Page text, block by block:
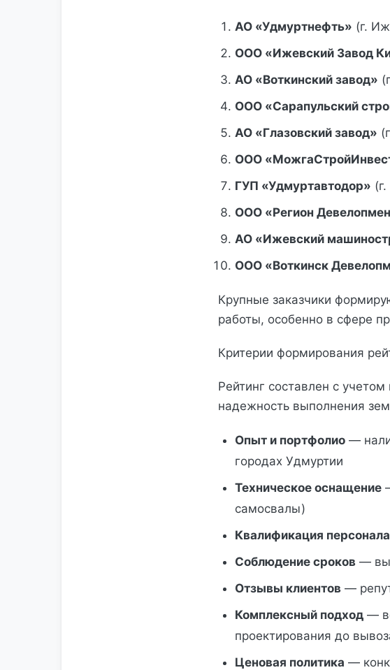
АО «Удмуртнефть» (г.
ООО «Ижевский Завод
АО «Воткинский завод»
ООО «Сарапульский
АО «Глазовский завод»
ООО
ГУП «Удмуртавтодор»
ООО «Регион
АО «Ижевский
ООО «Воткинск
Крупные заказчики
работы, особенно в сфере
Критерии формирования
Рейтинг составлен с
надежность выполнения
Опыт и портфолио —
городах Удмуртии
Техническое оснащение
самосвалы)
Квалификация персонала
Соблюдение сроков —
Отзывы клиентов —
Комплексный подход —
проектирования до
Ценовая политика —